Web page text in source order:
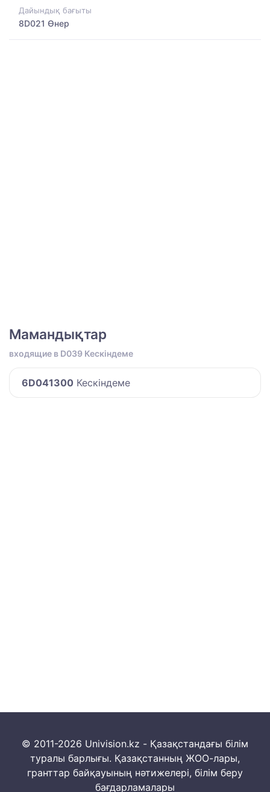
Дайындық бағыты
8D021 Өнер
Мамандықтар
входящие в D039 Кескіндеме
6D041300 Кескіндеме
© 2011-2026 Univision.kz - Қазақстандағы білім
туралы барлығы. Қазақстанның ЖОО-лары,
гранттар байқауының нәтижелері, білім беру
бағдарламалары